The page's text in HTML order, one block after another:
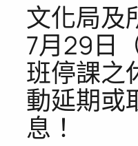
文化局及
7月29日
班停課之
動延期或
息！